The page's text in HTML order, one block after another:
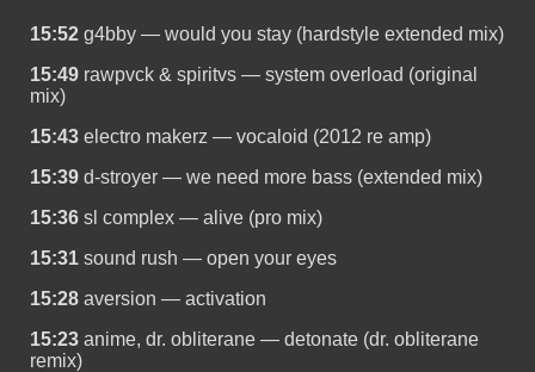
15:52 g4bby — would you stay (hardstyle extended mix)
15:49 rawpvck & spiritvs — system overload (original
mix)
15:43 electro makerz — vocaloid (2012 re amp)
15:39 d-stroyer — we need more bass (extended mix)
15:36 sl complex — alive (pro mix)
15:31 sound rush — open your eyes
15:28 aversion — activation
15:23 anime, dr. obliterane — detonate (dr. obliterane
remix)